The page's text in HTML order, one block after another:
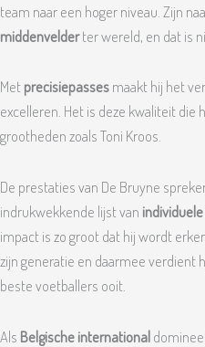
team naar een hoger niveau. Zijn
middenvelderter wereld, en dat is
Metprecisiepassesmaakt hij het
excelleren. Het is deze kwaliteit die
grootheden zoals Toni Kroos.
De prestaties van De Bruyne
indrukwekkende lijst van
impact is zo groot dat hij wordt
zijn generatie en daarmee verdient
beste voetballers ooit.
Als Belgische international